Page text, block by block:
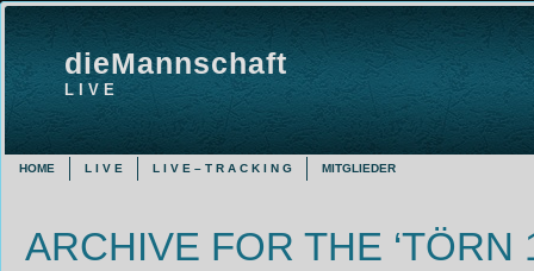
dieMannschaft
L I V E
HOME L I V E L I V E – T R A C K I N G MITGLIEDER
ARCHIVE FOR THE ‘TÖRN